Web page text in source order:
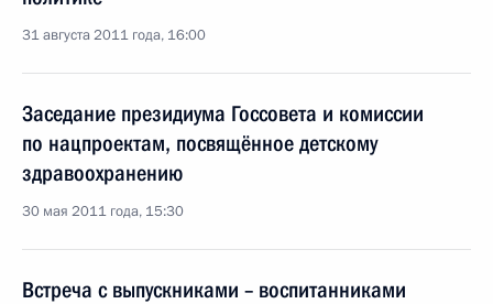
31 августа 2011 года, 16:00
Заседание президиума Госсовета и комиссии
по нацпроектам, посвящённое детскому
здравоохранению
30 мая 2011 года, 15:30
Встреча с выпускниками – воспитанниками